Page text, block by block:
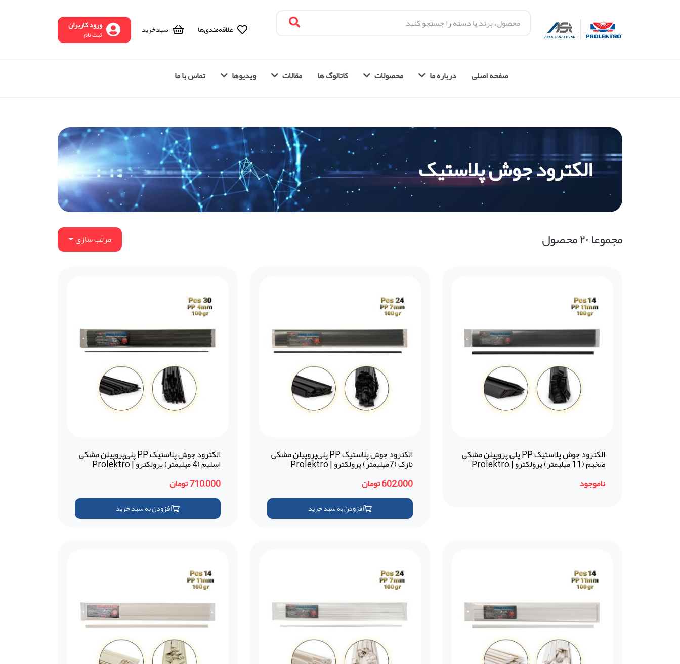
علاقه‌مندی‌ها سبد‌خرید ورود کاربران
ثبت نام
صفحه اصلی درباره ما محصولات کاتالوگ ها مقالات ویدیوها تماس با ما
الکترود جوش پلاستیک
مجموعا ۲۰ محصول مرتب سازی
الکترود جوش پلاستیک PP پلی پروپیلن مشکی
ضخیم (11 میلیمتر) پرولکترو | Prolektro
(ترکیه)
ناموجود
الکترود جوش پلاستیک PP پلی‌پروپیلن مشکی
نازک (7میلیمتر) پرولکترو | Prolektro
(ترکیه)
602,000 تومان
افزودن به سبد خرید
الکترود جوش پلاستیک PP پلی‌پروپیلن مشکی
اسلیم (4 میلیمتر) پرولکترو | Prolektro
(ترکیه)
710,000 تومان
افزودن به سبد خرید